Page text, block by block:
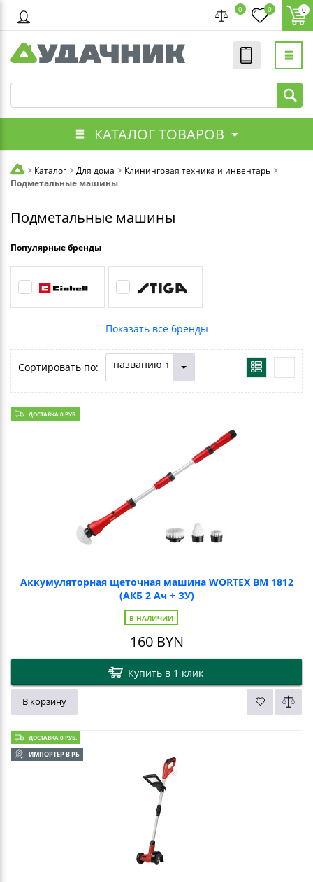
0 0 0
КАТАЛОГ ТОВАРОВ
Каталог Для дома
Клининговая техника и инвентарь
Подметальные машины
Подметальные машины
Популярные бренды
Сортировать по: названию ↑
ДОСТАВКА 0 РУБ.
Аккумуляторная щеточная машина WORTEX BM 1812
(АКБ 2 Ач + ЗУ)
В НАЛИЧИИ
160BYN
Купить в 1 клик
В корзину
ДОСТАВКА 0 РУБ.
ИМПОРТЕР В РБ